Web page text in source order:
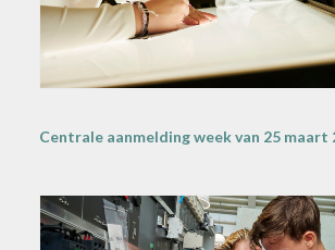
Centrale aanmelding week van 25 maart